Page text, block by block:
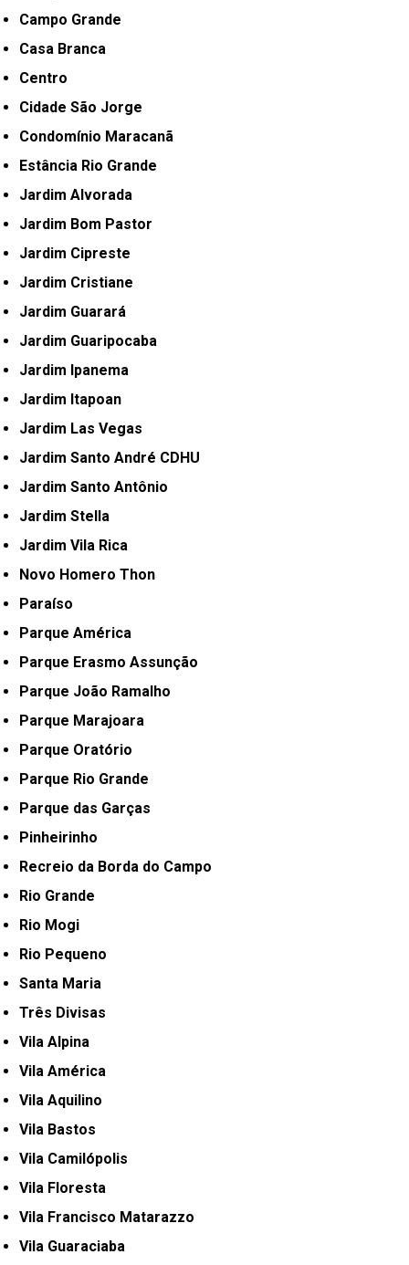
Campo Grande
Casa Branca
Centro
Cidade São Jorge
Condomínio Maracanã
Estância Rio Grande
Jardim Alvorada
Jardim Bom Pastor
Jardim Cipreste
Jardim Cristiane
Jardim Guarará
Jardim Guaripocaba
Jardim Ipanema
Jardim Itapoan
Jardim Las Vegas
Jardim Santo André CDHU
Jardim Santo Antônio
Jardim Stella
Jardim Vila Rica
Novo Homero Thon
Paraíso
Parque América
Parque Erasmo Assunção
Parque João Ramalho
Parque Marajoara
Parque Oratório
Parque Rio Grande
Parque das Garças
Pinheirinho
Recreio da Borda do Campo
Rio Grande
Rio Mogi
Rio Pequeno
Santa Maria
Três Divisas
Vila Alpina
Vila América
Vila Aquilino
Vila Bastos
Vila Camilópolis
Vila Floresta
Vila Francisco Matarazzo
Vila Guaraciaba